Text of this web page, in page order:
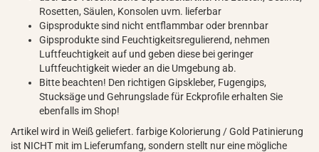
Rosetten, Säulen, Konsolen uvm. lieferbar
Gipsprodukte sind nicht entflammbar oder brennbar
Gipsprodukte sind Feuchtigkeitsregulierend, nehmen
Luftfeuchtigkeit auf und geben diese bei geringer
Luftfeuchtigkeit wieder an die Umgebung ab.
Bitte beachten! Den richtigen Gipskleber, Fugengips,
Stucksäge und Gehrungslade für Eckprofile erhalten Sie
ebenfalls im Shop!
Artikel wird in Weiß geliefert. farbige Kolorierung / Gold Patinierung
ist NICHT mit im Lieferumfang, sondern stellt nur eine mögliche